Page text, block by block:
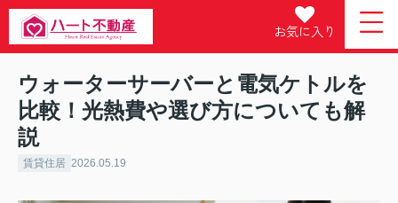
お気に入り
ウォーターサーバーと電気ケトルを
比較！光熱費や選び方についても解
説
賃貸住居 2026.05.19